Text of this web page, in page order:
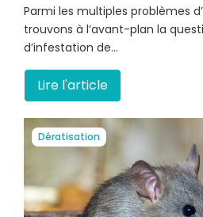
Parmi les multiples problèmes
trouvons à l’avant-plan la
d’infestation de…
Lire l'article
Dératisation